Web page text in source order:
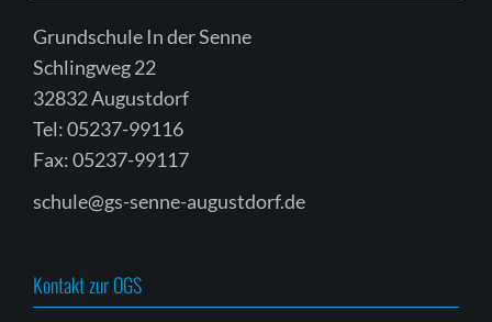
Grundschule In der Senne
Schlingweg 22
32832 Augustdorf
Tel: 05237-99116
Fax: 05237-99117
schule@gs-senne-augustdorf.de
Kontakt zur OGS